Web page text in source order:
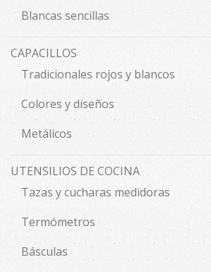
Blancas sencillas
CAPACILLOS
Tradicionales rojos y blancos
Colores y diseños
Metálicos
UTENSILIOS DE COCINA
Tazas y cucharas medidoras
Termómetros
Básculas